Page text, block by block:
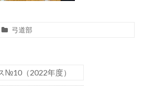
弓道部
№10（2022年度）